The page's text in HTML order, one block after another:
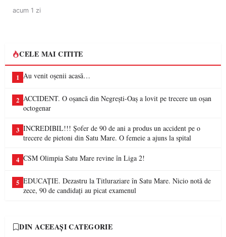
acum 1 zi
CELE MAI CITITE
1 Au venit oșenii acasă…
2 ACCIDENT. O oșancă din Negrești-Oaș a lovit pe trecere un oșan
octogenar
3 INCREDIBIL!!! Șofer de 90 de ani a produs un accident pe o
trecere de pietoni din Satu Mare. O femeie a ajuns la spital
4 CSM Olimpia Satu Mare revine în Liga 2!
5 EDUCAȚIE. Dezastru la Titluraziare în Satu Mare. Nicio notă de
zece, 90 de candidați au picat examenul
DIN ACEEAȘI CATEGORIE